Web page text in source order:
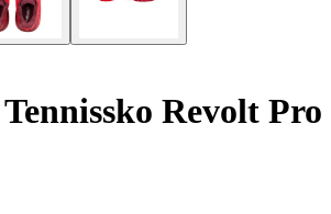
Tennissko Revolt Pro